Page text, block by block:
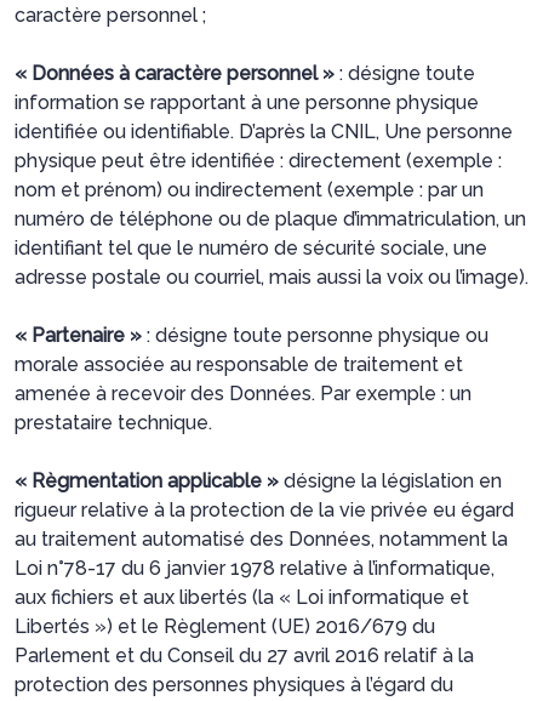
caractère personnel ;
« Données à caractère personnel » : désigne toute
information se rapportant à une personne physique
identifiée ou identifiable. D’après la CNIL, Une personne
physique peut être identifiée : directement (exemple :
nom et prénom) ou indirectement (exemple : par un
numéro de téléphone ou de plaque d’immatriculation, un
identifiant tel que le numéro de sécurité sociale, une
adresse postale ou courriel, mais aussi la voix ou l’image).
« Partenaire » : désigne toute personne physique ou
morale associée au responsable de traitement et
amenée à recevoir des Données. Par exemple : un
prestataire technique.
« Règmentation applicable » désigne la législation en
rigueur relative à la protection de la vie privée eu égard
au traitement automatisé des Données, notamment la
Loi n°78-17 du 6 janvier 1978 relative à l’informatique,
aux fichiers et aux libertés (la « Loi informatique et
Libertés ») et le Règlement (UE) 2016/679 du
Parlement et du Conseil du 27 avril 2016 relatif à la
protection des personnes physiques à l’égard du